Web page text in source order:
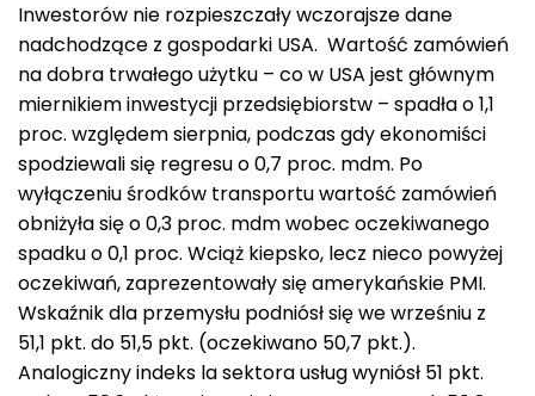
Inwestorów nie rozpieszczały wczorajsze dane
nadchodzące z gospodarki USA. Wartość zamówień
na dobra trwałego użytku – co w USA jest głównym
miernikiem inwestycji przedsiębiorstw – spadła o 1,1
proc. względem sierpnia, podczas gdy ekonomiści
spodziewali się regresu o 0,7 proc. mdm. Po
wyłączeniu środków transportu wartość zamówień
obniżyła się o 0,3 proc. mdm wobec oczekiwanego
spadku o 0,1 proc. Wciąż kiepsko, lecz nieco powyżej
oczekiwań, zaprezentowały się amerykańskie PMI.
Wskaźnik dla przemysłu podniósł się we wrześniu z
51,1 pkt. do 51,5 pkt. (oczekiwano 50,7 pkt.).
Analogiczny indeks la sektora usług wyniósł 51 pkt.